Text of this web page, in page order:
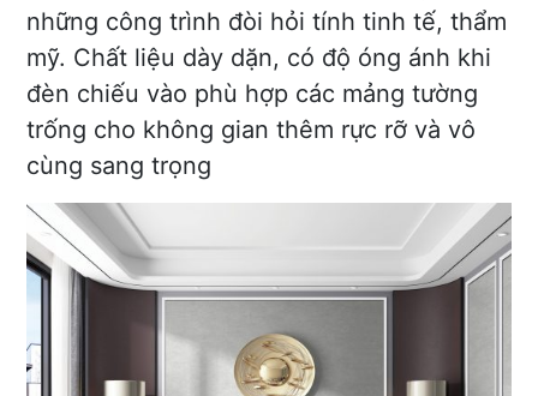
những công trình đòi hỏi tính tinh tế, thẩm
mỹ. Chất liệu dày dặn, có độ óng ánh khi
đèn chiếu vào phù hợp các mảng tường
trống cho không gian thêm rực rỡ và vô
cùng sang trọng